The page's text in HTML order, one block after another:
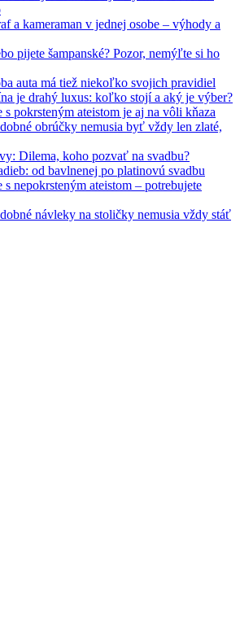
a kameraman v jednej osobe – výhody a
pijete šampanské? Pozor, nemýľte si ho
auta má tiež niekoľko svojich pravidiel
je drahý luxus: koľko stojí a aký je výber?
s pokrsteným ateistom je aj na vôli kňaza
obrúčky nemusia byť vždy len zlaté,
Dilema, koho pozvať na svadbu?
od bavlnenej po platinovú svadbu
s nepokrsteným ateistom – potrebujete
návleky na stoličky nemusia vždy stáť